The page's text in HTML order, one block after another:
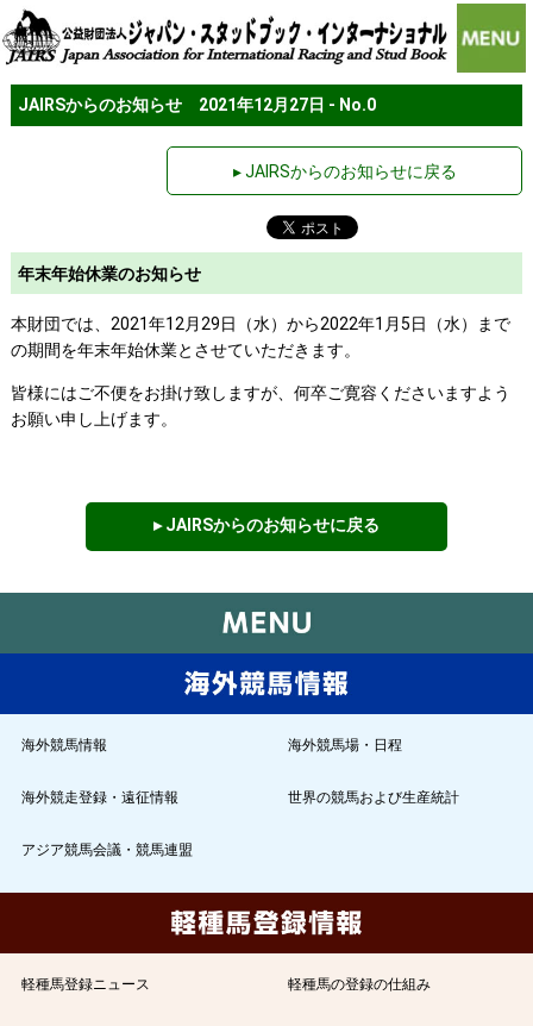
JAIRSからのお知らせ 2021年12月27日 - No.0
▸ JAIRSからのお知らせに戻る
年末年始休業のお知らせ
本財団では、2021年12月29日（水）から2022年1月5日（水）まで
の期間を年末年始休業とさせていただきます。
皆様にはご不便をお掛け致しますが、何卒ご寛容くださいますよう
お願い申し上げます。
▸ JAIRSからのお知らせに戻る
海外競馬情報 海外競馬場・日程
海外競走登録・遠征情報 世界の競馬および生産統計
アジア競馬会議・競馬連盟
軽種馬登録ニュース 軽種馬の登録の仕組み